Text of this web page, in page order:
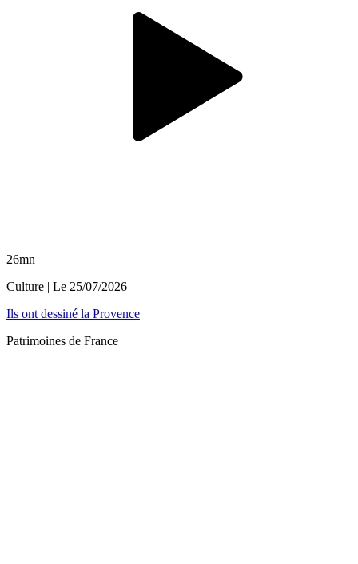
26mn
Culture | Le 25/07/2026
Ils ont dessiné la Provence
Patrimoines de France